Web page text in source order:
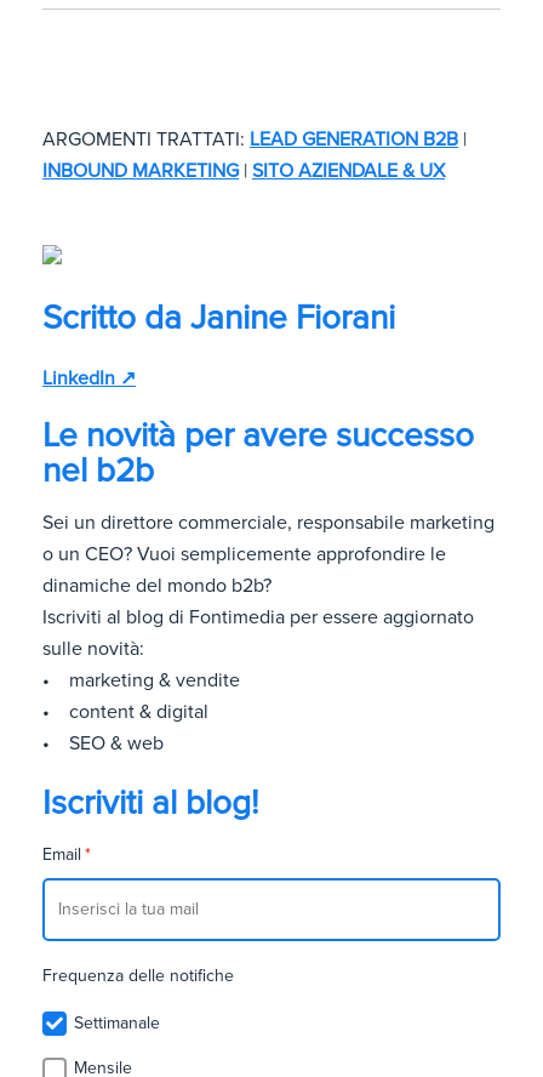
ARGOMENTI TRATTATI: LEAD GENERATION B2B |
INBOUND MARKETING | SITO AZIENDALE & UX
Scritto da Janine Fiorani
LinkedIn ↗
Le novità per avere successo
nel b2b
Sei un direttore commerciale, responsabile marketing
o un CEO? Vuoi semplicemente approfondire le
dinamiche del mondo b2b?
Iscriviti al blog di Fontimedia per essere aggiornato
sulle novità:
• marketing & vendite
• content & digital
• SEO & web
Iscriviti al blog!
Email *
Frequenza delle notifiche
Settimanale
Mensile